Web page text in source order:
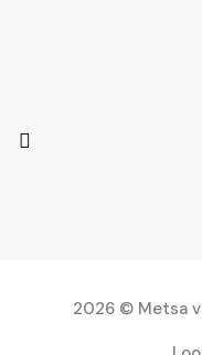
2026 © Metsa